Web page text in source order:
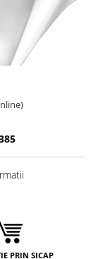
PRIN SICAP